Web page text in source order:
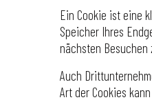
Ein Cookie ist eine
Speicher Ihres
nächsten
Auch
Art der Cookies